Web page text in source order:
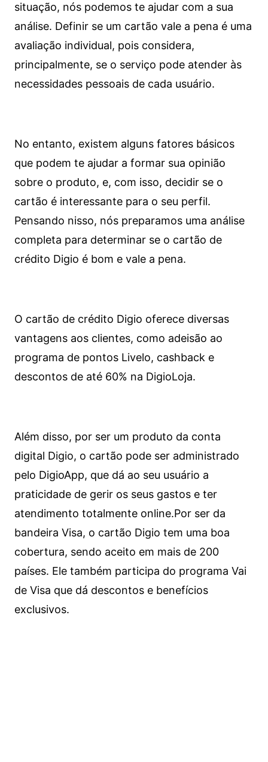
situação, nós podemos te ajudar com a sua
análise. Definir se um cartão vale a pena é uma
avaliação individual, pois considera,
principalmente, se o serviço pode atender às
necessidades pessoais de cada usuário.
No entanto, existem alguns fatores básicos
que podem te ajudar a formar sua opinião
sobre o produto, e, com isso, decidir se o
cartão é interessante para o seu perfil.
Pensando nisso, nós preparamos uma análise
completa para determinar se o cartão de
crédito Digio é bom e vale a pena.
O cartão de crédito Digio oferece diversas
vantagens aos clientes, como adeisão ao
programa de pontos Livelo, cashback e
descontos de até 60% na DigioLoja.
Além disso, por ser um produto da conta
digital Digio, o cartão pode ser administrado
pelo DigioApp, que dá ao seu usuário a
praticidade de gerir os seus gastos e ter
atendimento totalmente online.Por ser da
bandeira Visa, o cartão Digio tem uma boa
cobertura, sendo aceito em mais de 200
países. Ele também participa do programa Vai
de Visa que dá descontos e benefícios
exclusivos.